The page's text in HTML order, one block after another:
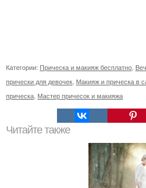
Категории: Прическа и макияж бесплатно
прически для девочек Макияж и прическа в
прическа Мастер причесок и макияжа
Читайте также